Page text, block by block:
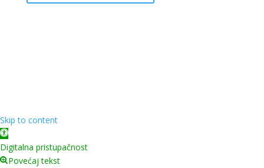
Skip to content
Open toolbar
Digitalna pristupačnost
Povećaj tekst